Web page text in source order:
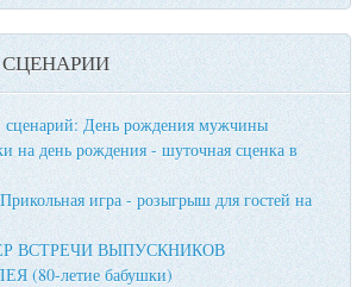
День рождения мужчины
на день рождения - шуточная сценка в
игра - розыгрыш для гостей на
ВСТРЕЧИ ВЫПУСКНИКОВ
(80-летие бабушки)